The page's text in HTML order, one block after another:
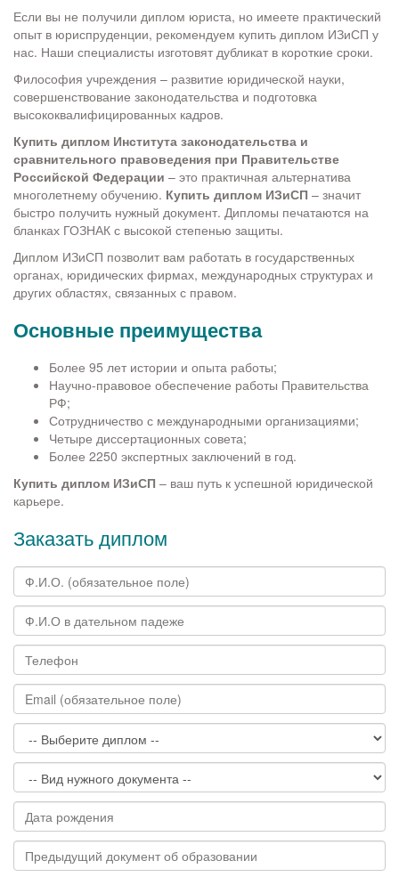
Если вы не получили диплом юриста, но имеете практический
опыт в юриспруденции, рекомендуем купить диплом ИЗиСП у
нас. Наши специалисты изготовят дубликат в короткие сроки.
Философия учреждения – развитие юридической науки,
совершенствование законодательства и подготовка
высококвалифицированных кадров.
Купить диплом Института законодательства и
сравнительного правоведения при Правительстве
Российской Федерации – это практичная альтернатива
многолетнему обучению. Купить диплом ИЗиСП – значит
быстро получить нужный документ. Дипломы печатаются на
бланках ГОЗНАК с высокой степенью защиты.
Диплом ИЗиСП позволит вам работать в государственных
органах, юридических фирмах, международных структурах и
других областях, связанных с правом.
Основные преимущества
Более 95 лет истории и опыта работы;
Научно-правовое обеспечение работы Правительства
РФ;
Сотрудничество с международными организациями;
Четыре диссертационных совета;
Более 2250 экспертных заключений в год.
Купить диплом ИЗиСП – ваш путь к успешной юридической
карьере.
Заказать диплом